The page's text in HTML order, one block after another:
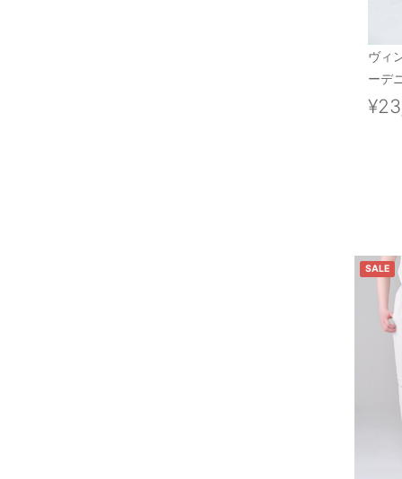
ヴィ
ーデ
SALE